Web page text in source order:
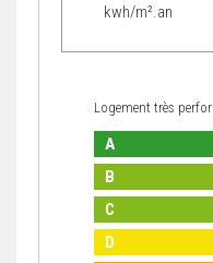
kwh/m².an
Logement très
A
B
C
D